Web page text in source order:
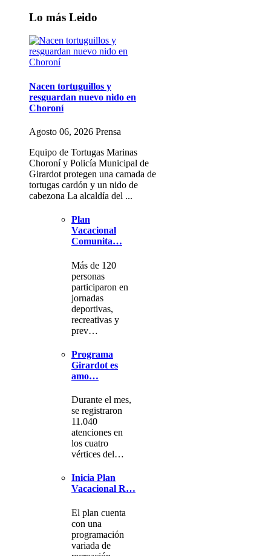
Lo más Leido
Nacen tortuguillos y
resguardan nuevo nido en
Choroní
Agosto 06, 2026 Prensa
Equipo de Tortugas Marinas
Choroní y Policía Municipal de
Girardot protegen una camada de
tortugas cardón y un nido de
cabezona La alcaldía del ...
Plan
Vacacional
Comunita…
Más de 120
personas
participaron en
jornadas
deportivas,
recreativas y
prev…
Programa
Girardot es
amo…
Durante el mes,
se registraron
11.040
atenciones en
los cuatro
vértices del…
Inicia Plan
Vacacional R…
El plan cuenta
con una
programación
variada de